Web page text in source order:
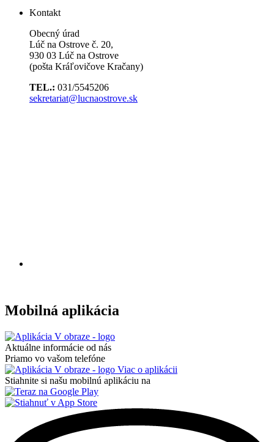
Kontakt
Obecný úrad
Lúč na Ostrove č. 20,
930 03 Lúč na Ostrove
(pošta Kráľovičove Kračany)
TEL.: 031/5545206
sekretariat@lucnaostrove.sk
Mobilná aplikácia
Aktuálne informácie od nás
Priamo vo vašom telefóne
Viac o aplikácii
Stiahnite si našu mobilnú aplikáciu na